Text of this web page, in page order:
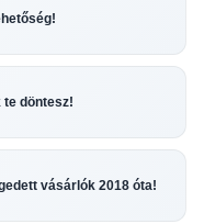
döntesz!
vásárlók 2018 óta!